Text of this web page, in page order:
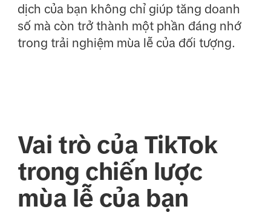
dịch của bạn không chỉ giúp tăng doanh
số mà còn trở thành một phần đáng nhớ
trong trải nghiệm mùa lễ của đối tượng.
Vai trò của TikTok
trong chiến lược
mùa lễ của bạn